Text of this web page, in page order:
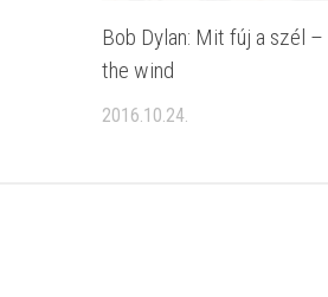
Bob Dylan: Mit fúj a szél
the wind
2016.10.24.